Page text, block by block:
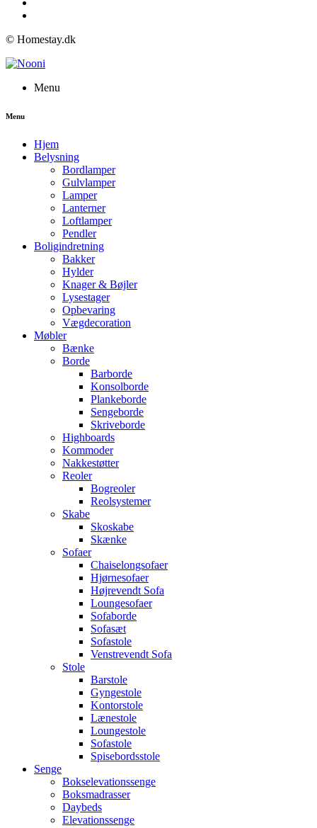
© Homestay.dk
Menu
Menu
Hjem
Belysning
Bordlamper
Gulvlamper
Lamper
Lanterner
Loftlamper
Pendler
Boligindretning
Bakker
Hylder
Knager & Bøjler
Lysestager
Opbevaring
Vægdecoration
Møbler
Bænke
Borde
Barborde
Konsolborde
Plankeborde
Sengeborde
Skriveborde
Highboards
Kommoder
Nakkestøtter
Reoler
Bogreoler
Reolsystemer
Skabe
Skoskabe
Skænke
Sofaer
Chaiselongsofaer
Hjørnesofaer
Højrevendt Sofa
Loungesofaer
Sofaborde
Sofasæt
Sofastole
Venstrevendt Sofa
Stole
Barstole
Gyngestole
Kontorstole
Lænestole
Loungestole
Sofastole
Spisebordsstole
Senge
Bokselevationssenge
Boksmadrasser
Daybeds
Elevationssenge